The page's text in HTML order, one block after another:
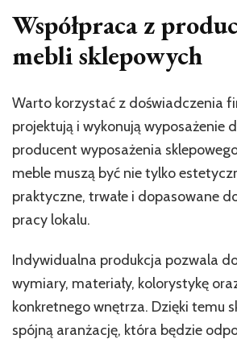
Współpraca z
mebli sklepowych
Warto korzystać z doświadczenia
projektują i wykonują wyposażenie
producent wyposażenia
meble muszą być nie tylko
praktyczne, trwałe i dopasowane
pracy lokalu.
Indywidualna produkcja pozwala
wymiary, materiały, kolorystykę
konkretnego wnętrza. Dzięki temu
spójną aranżację, która będzie